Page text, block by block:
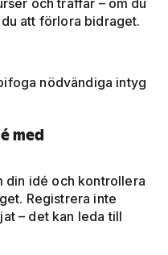
och träffar – om du
att förlora bidraget.
nödvändiga intyg
med
din idé och kontrollera
Registrera inte
– det kan leda till